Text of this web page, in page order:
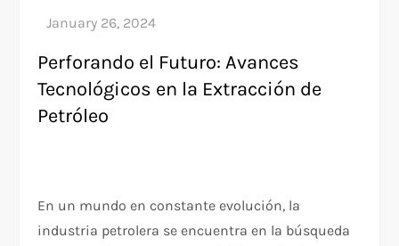
Perforando el Futuro: Avances
Tecnológicos en la Extracción de
Petróleo
En un mundo en constante evolución, la
industria petrolera se encuentra en la búsqueda